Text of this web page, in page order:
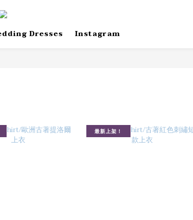
Dresses Instagram
最新上架！